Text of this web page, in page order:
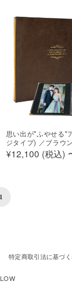
思い出が"ふやせる"
ジタイプ) ／ブラウ
¥12,100 (税込)
1
特定商取引法に基づ